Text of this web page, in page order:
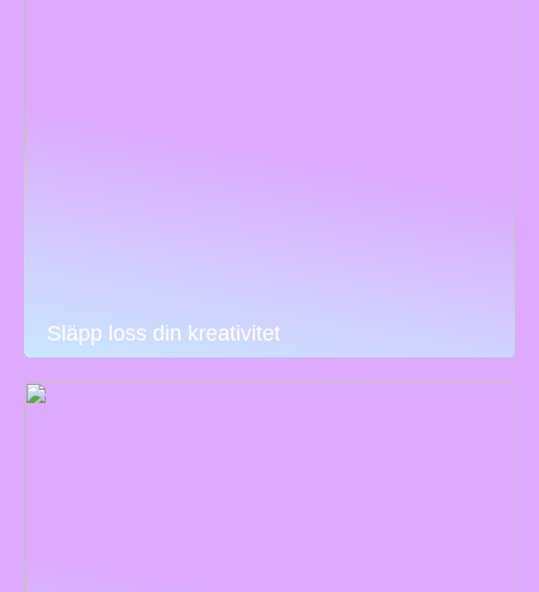
Släpp loss din kreativitet